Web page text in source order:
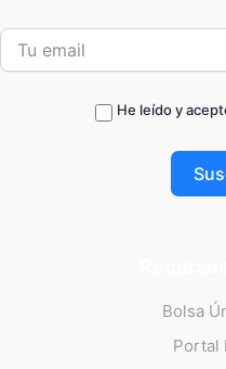
He leído y
Bolsa
Portal